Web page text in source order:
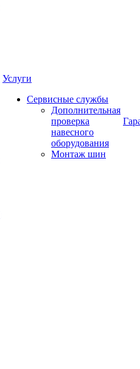
Услуги
Сервисные службы
Дополнительная
проверка
навесного
оборудования
Монтаж шин